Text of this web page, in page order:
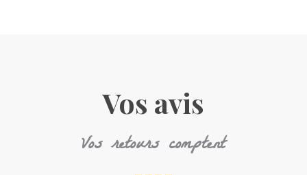
Vos avis
Vos retours comptent